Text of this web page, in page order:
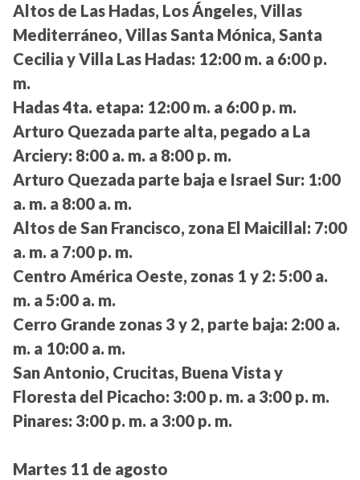
Altos de Las Hadas, Los Ángeles, Villas
Mediterráneo, Villas Santa Mónica, Santa
Cecilia y Villa Las Hadas: 12:00 m. a 6:00 p.
m.
Hadas 4ta. etapa: 12:00 m. a 6:00 p. m.
Arturo Quezada parte alta, pegado a La
Arciery: 8:00 a. m. a 8:00 p. m.
Arturo Quezada parte baja e Israel Sur: 1:00
a. m. a 8:00 a. m.
Altos de San Francisco, zona El Maicillal: 7:00
a. m. a 7:00 p. m.
Centro América Oeste, zonas 1 y 2: 5:00 a.
m. a 5:00 a. m.
Cerro Grande zonas 3 y 2, parte baja: 2:00 a.
m. a 10:00 a. m.
San Antonio, Crucitas, Buena Vista y
Floresta del Picacho: 3:00 p. m. a 3:00 p. m.
Pinares: 3:00 p. m. a 3:00 p. m.
Martes 11 de agosto